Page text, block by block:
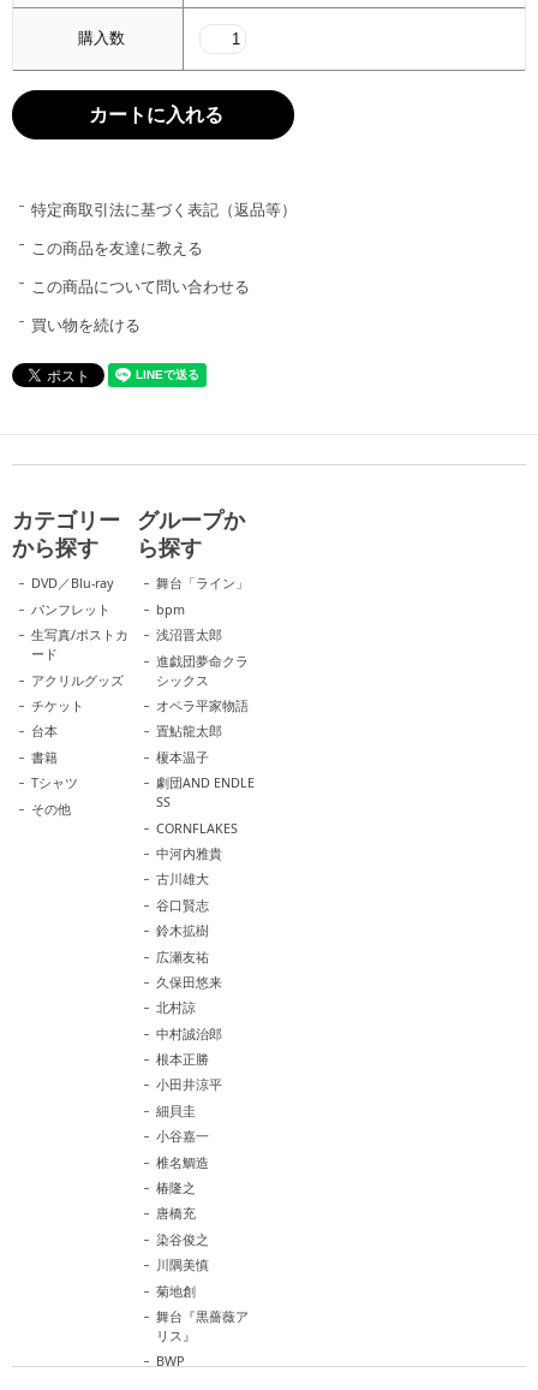
購入数
特定商取引法に基づく表記（返品等）
この商品を友達に教える
この商品について問い合わせる
買い物を続ける
カテゴリー
から探す
DVD／Blu-ray
パンフレット
生写真/ポストカ
ード
アクリルグッズ
チケット
台本
書籍
Tシャツ
その他
グループか
ら探す
舞台「ライン」
bpm
浅沼晋太郎
進戯団夢命クラ
シックス
オペラ平家物語
置鮎龍太郎
榎本温子
劇団AND ENDLE
SS
CORNFLAKES
中河内雅貴
古川雄大
谷口賢志
鈴木拡樹
広瀬友祐
久保田悠来
北村諒
中村誠治郎
根本正勝
小田井涼平
細貝圭
小谷嘉一
椎名鯛造
椿隆之
唐橋充
染谷俊之
川隅美慎
菊地創
舞台『黒薔薇ア
リス』
BWP